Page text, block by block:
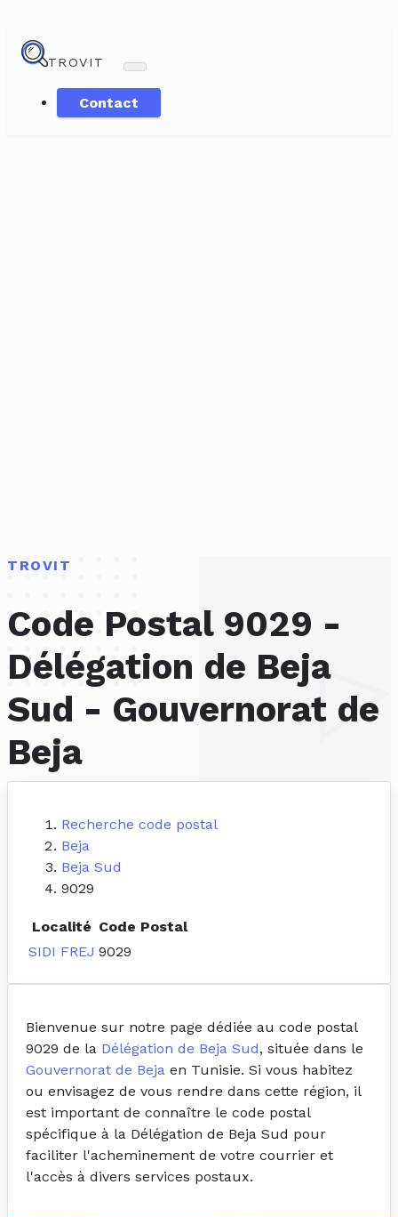
TROVIT
Contact
TROVIT
Code Postal 9029 -
Délégation de Beja
Sud - Gouvernorat de
Beja
Recherche code postal
Beja
Beja Sud
9029
Localité Code Postal
SIDI FREJ 9029
Bienvenue sur notre page dédiée au code postal
9029 de la Délégation de Beja Sud, située dans le
Gouvernorat de Beja en Tunisie. Si vous habitez
ou envisagez de vous rendre dans cette région, il
est important de connaître le code postal
spécifique à la Délégation de Beja Sud pour
faciliter l'acheminement de votre courrier et
l'accès à divers services postaux.